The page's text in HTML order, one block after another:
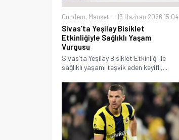
Gündem, Manşet 13 Haziran 2026 15:04
Sivas’ta Yeşilay Bisiklet
Etkinliğiyle Sağlıklı Yaşam
Vurgusu
Sivas’ta Yeşilay Bisiklet Etkinliği ile
sağlıklı yaşamı teşvik eden keyifli,...